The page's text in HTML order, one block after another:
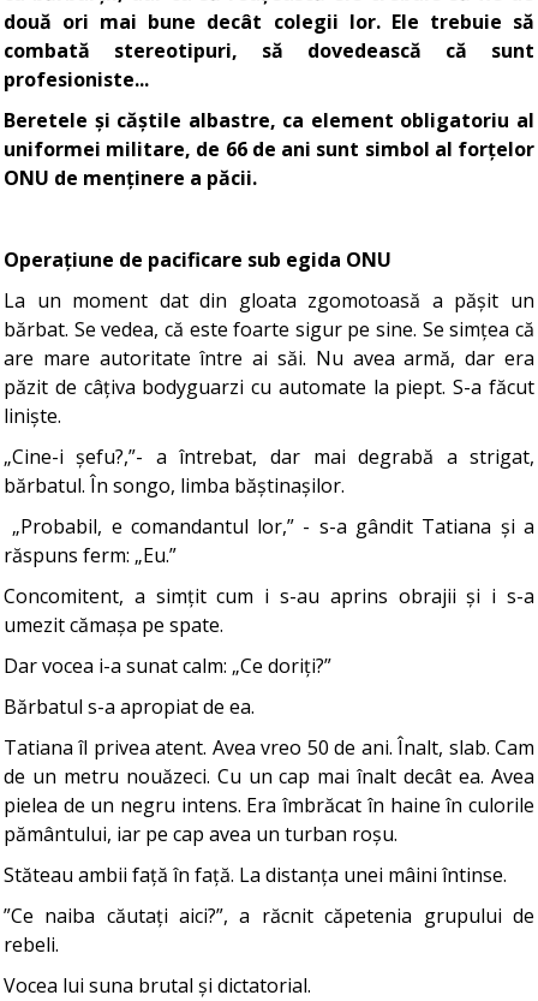
două ori mai bune decât colegii lor. Ele trebuie să
combată stereotipuri, să dovedească că sunt
profesioniste...
Beretele și căștile albastre, ca element obligatoriu al
uniformei militare, de 66 de ani sunt simbol al forțelor
ONU de menținere a păcii.
Operațiune de pacificare sub egida ONU
La un moment dat din gloata zgomotoasă a pășit un
bărbat. Se vedea, că este foarte sigur pe sine. Se simțea că
are mare autoritate între ai săi. Nu avea armă, dar era
păzit de câțiva bodyguarzi cu automate la piept. S-a făcut
liniște.
„Cine-i șefu?,”- a întrebat, dar mai degrabă a strigat,
bărbatul. În songo, limba băștinașilor.
„Probabil, e comandantul lor,” - s-a gândit Tatiana și a
răspuns ferm: „Eu.”
Concomitent, a simțit cum i s-au aprins obrajii și i s-a
umezit cămașa pe spate.
Dar vocea i-a sunat calm: „Ce doriți?”
Bărbatul s-a apropiat de ea.
Tatiana îl privea atent. Avea vreo 50 de ani. Înalt, slab. Cam
de un metru nouăzeci. Cu un cap mai înalt decât ea. Avea
pielea de un negru intens. Era îmbrăcat în haine în culorile
pământului, iar pe cap avea un turban roșu.
Stăteau ambii față în față. La distanța unei mâini întinse.
”Ce naiba căutați aici?”, a răcnit căpetenia grupului de
rebeli.
Vocea lui suna brutal și dictatorial.